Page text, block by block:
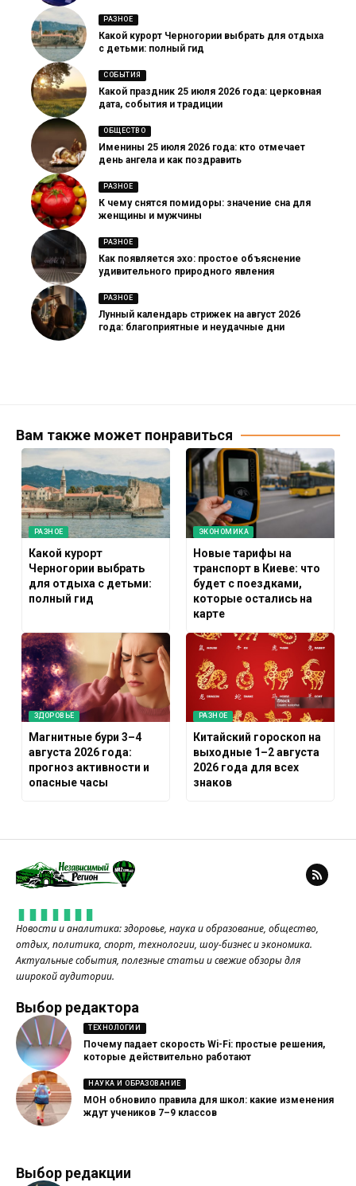
РАЗНОЕ
Какой курорт Черногории выбрать для отдыха
с детьми: полный гид
СОБЫТИЯ
Какой праздник 25 июля 2026 года: церковная
дата, события и традиции
ОБЩЕСТВО
Именины 25 июля 2026 года: кто отмечает
день ангела и как поздравить
РАЗНОЕ
К чему снятся помидоры: значение сна для
женщины и мужчины
РАЗНОЕ
Как появляется эхо: простое объяснение
удивительного природного явления
РАЗНОЕ
Лунный календарь стрижек на август 2026
года: благоприятные и неудачные дни
Вам также может понравиться
РАЗНОЕ
Какой курорт
Черногории выбрать
для отдыха с детьми:
полный гид
ЭКОНОМИКА
Новые тарифы на
транспорт в Киеве: что
будет с поездками,
которые остались на
карте
ЗДОРОВЬЕ
Магнитные бури 3–4
августа 2026 года:
прогноз активности и
опасные часы
РАЗНОЕ
Китайский гороскоп на
выходные 1–2 августа
2026 года для всех
знаков
Новости и аналитика: здоровье, наука и образование, общество,
отдых, политика, спорт, технологии, шоу-бизнес и экономика.
Актуальные события, полезные статьи и свежие обзоры для
широкой аудитории.
Выбор редактора
ТЕХНОЛОГИИ
Почему падает скорость Wi-Fi: простые решения,
которые действительно работают
НАУКА И ОБРАЗОВАНИЕ
МОН обновило правила для школ: какие изменения
ждут учеников 7–9 классов
Выбор редакции